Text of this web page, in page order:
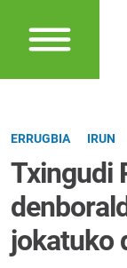
ERRUGBIA IRUN
Txingudi
jokatuko